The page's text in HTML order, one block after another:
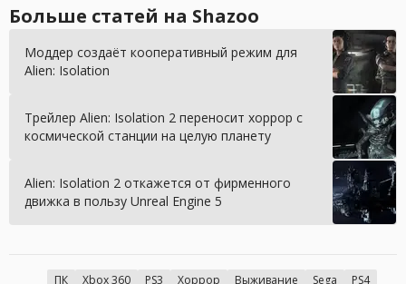
Больше статей на Shazoo
Моддер создаёт кооперативный режим для
Alien: Isolation
Трейлер Alien: Isolation 2 переносит хоррор с
космической станции на целую планету
Alien: Isolation 2 откажется от фирменного
движка в пользу Unreal Engine 5
ПК Xbox 360 PS3 Хоррор Выживание Sega
PS4